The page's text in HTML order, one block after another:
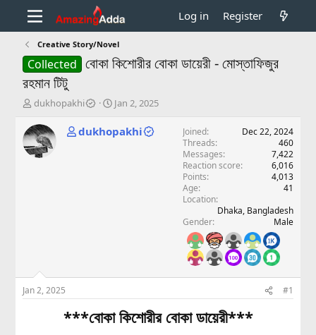
Log in Register
Creative Story/Novel
Collected বোকা কিশোরীর বোকা ডায়েরী - মোস্তাফিজুর
রহমান টিটু
T
r
e
a
dukhopakhi
S
a
r
Jan 2, 2025
dukhopakhi Joined
Dec 22, 2024
Threads
460
Messages
7,422
Reaction score
6,016
Points
4,013
Age
41
Location
Dhaka, Bangladesh
Gender
Male
Jan 2, 2025 #1
***বোকা কিশোরীর বোকা ডায়েরী***